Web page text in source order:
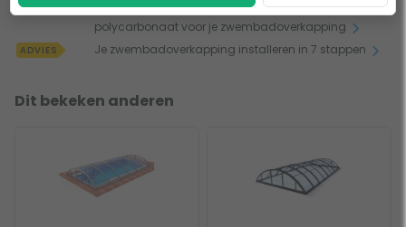
KEUZEHULP
Half doorzichtig of helder volkern? Zo kies je het juiste
polycarbonaat voor je zwembadoverkapping
ADVIES Je zwembadoverkapping installeren in 7 stappen
Dit bekeken anderen